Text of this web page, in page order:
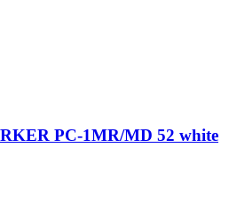
PC-1MR/MD 52 white